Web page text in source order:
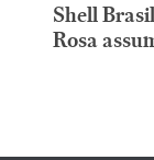
Shell
Rosa